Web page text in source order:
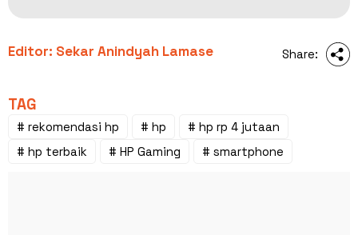
Editor: Sekar Anindyah Lamase Share:
TAG
# rekomendasi hp # hp
# hp rp 4 jutaan
# hp terbaik
# HP Gaming # smartphone